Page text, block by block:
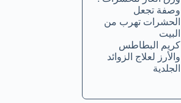
وصفة تجعل
الحشرات تهرب من
البيت
كريم البطاطس
والأرز لعلاج الزوائد
الجلدية